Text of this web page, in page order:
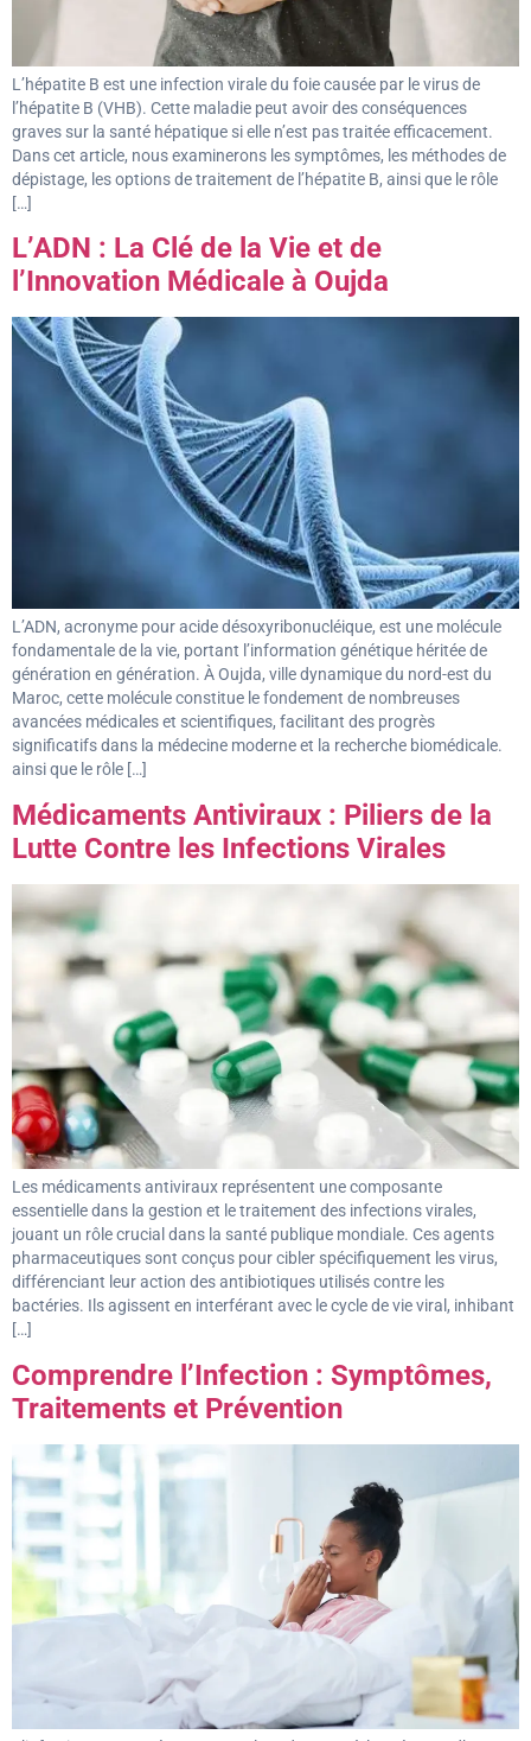
L’hépatite B est une infection virale du foie causée par le virus de
l’hépatite B (VHB). Cette maladie peut avoir des conséquences
graves sur la santé hépatique si elle n’est pas traitée efficacement.
Dans cet article, nous examinerons les symptômes, les méthodes de
dépistage, les options de traitement de l’hépatite B, ainsi que le rôle
[…]
L’ADN : La Clé de la Vie et de
l’Innovation Médicale à Oujda
L’ADN, acronyme pour acide désoxyribonucléique, est une molécule
fondamentale de la vie, portant l’information génétique héritée de
génération en génération. À Oujda, ville dynamique du nord-est du
Maroc, cette molécule constitue le fondement de nombreuses
avancées médicales et scientifiques, facilitant des progrès
significatifs dans la médecine moderne et la recherche biomédicale.
ainsi que le rôle […]
Médicaments Antiviraux : Piliers de la
Lutte Contre les Infections Virales
Les médicaments antiviraux représentent une composante
essentielle dans la gestion et le traitement des infections virales,
jouant un rôle crucial dans la santé publique mondiale. Ces agents
pharmaceutiques sont conçus pour cibler spécifiquement les virus,
différenciant leur action des antibiotiques utilisés contre les
bactéries. Ils agissent en interférant avec le cycle de vie viral, inhibant
[…]
Comprendre l’Infection : Symptômes,
Traitements et Prévention